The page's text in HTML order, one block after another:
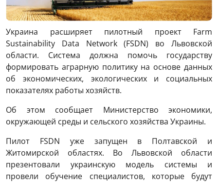
Украина расширяет пилотный проект Farm
Sustainability Data Network (FSDN) во Львовской
области. Система должна помочь государству
формировать аграрную политику на основе данных
об экономических, экологических и социальных
показателях работы хозяйств.
Об этом сообщает Министерство экономики,
окружающей среды и сельского хозяйства Украины.
Пилот FSDN уже запущен в Полтавской и
Житомирской областях. Во Львовской области
презентовали украинскую модель системы и
провели обучение специалистов, которые будут